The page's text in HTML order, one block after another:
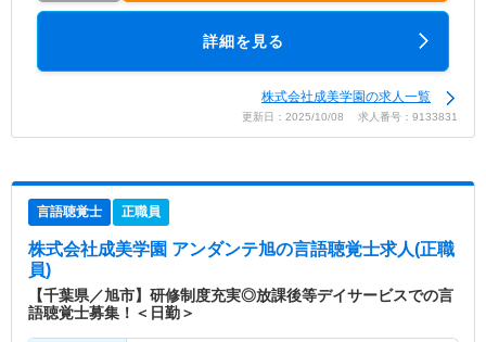
詳細を見る
株式会社成美学園の求人一覧
更新日：2025/10/08 求人番号：9133831
言語聴覚士 正職員
株式会社成美学園 アンダンテ旭の言語聴覚士求人(正職
員)
【千葉県／旭市】研修制度充実◎放課後等デイサービスでの言
語聴覚士募集！＜日勤＞